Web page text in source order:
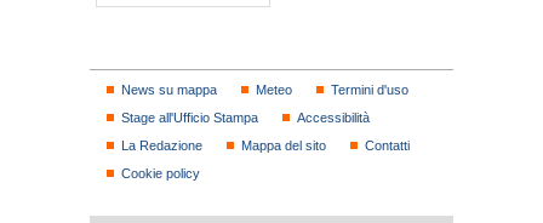
News su mappa Meteo
Termini d'uso
Stage all'Ufficio Stampa
Accessibilità
La Redazione
Mappa del sito
Contatti
Cookie policy